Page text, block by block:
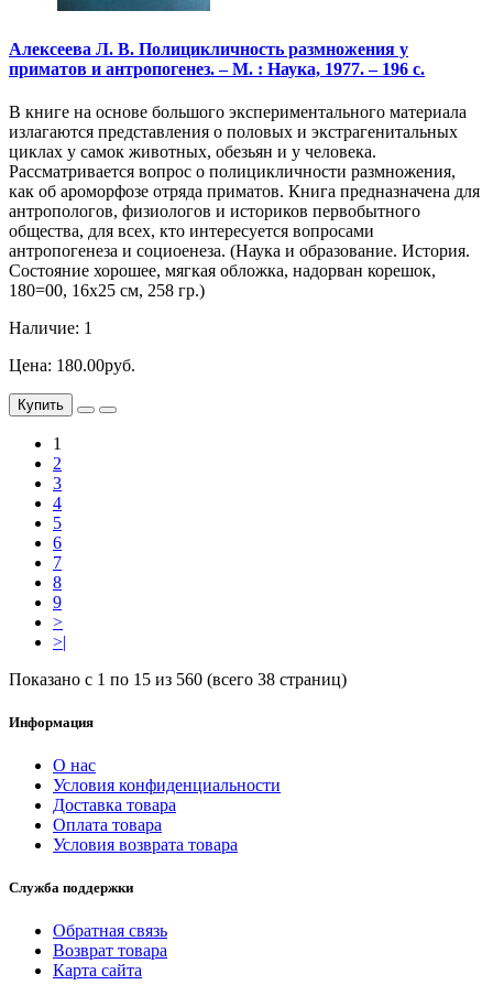
Алексеева Л. В. Полицикличность размножения у
приматов и антропогенез. – М. : Наука, 1977. – 196 с.
В книге на основе большого экспериментального материала
излагаются представления о половых и экстрагенитальных
циклах у самок животных, обезьян и у человека.
Рассматривается вопрос о полицикличности размножения,
как об ароморфозе отряда приматов. Книга предназначена для
антропологов, физиологов и историков первобытного
общества, для всех, кто интересуется вопросами
антропогенеза и социоенеза. (Наука и образование. История.
Состояние хорошее, мягкая обложка, надорван корешок,
180=00, 16х25 см, 258 гр.)
Наличие: 1
Цена: 180.00руб.
Купить
1
2
3
4
5
6
7
8
9
>
>|
Показано с 1 по 15 из 560 (всего 38 страниц)
Информация
О нас
Условия конфиденциальности
Доставка товара
Оплата товара
Условия возврата товара
Служба поддержки
Обратная связь
Возврат товара
Карта сайта